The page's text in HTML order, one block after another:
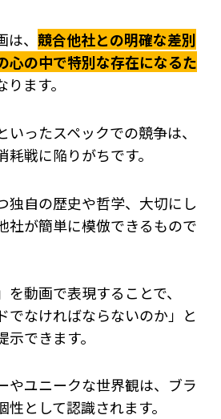
、 競合他社との明確な差別
心の中で特別な存在になるた
ります。
ったスペックでの競争は、
戦に陥りがちです。
独自の歴史や哲学、大切にし
社が簡単に模倣できるもので
動画で表現することで、
でなければならないのか」と
できます。
やユニークな世界観は、ブラ
として認識されます。